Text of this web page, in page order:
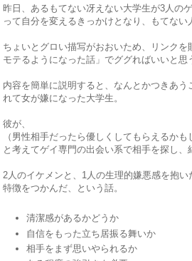
昨日、あるもてない冴えない大学生が3人の
って自分を変えるきっかけとなり、もてない
ちょいとグロい描写がおおいため、リンク
モテるようになった話」でググればいいと思
内容を簡単に説明すると、なんとかつきあ
れて女が嫌になった大学生。
彼が、
（男性相手だったら優しくしてもらえるかも
と考えてゲイ専門の出会い系で相手を探し、
2人のイケメンと、1人の生理的嫌悪感を抱
特徴をつかんだ、という話。
清潔感があるかどうか
自信をもった立ち居振る舞いか
相手をまず思いやられるか